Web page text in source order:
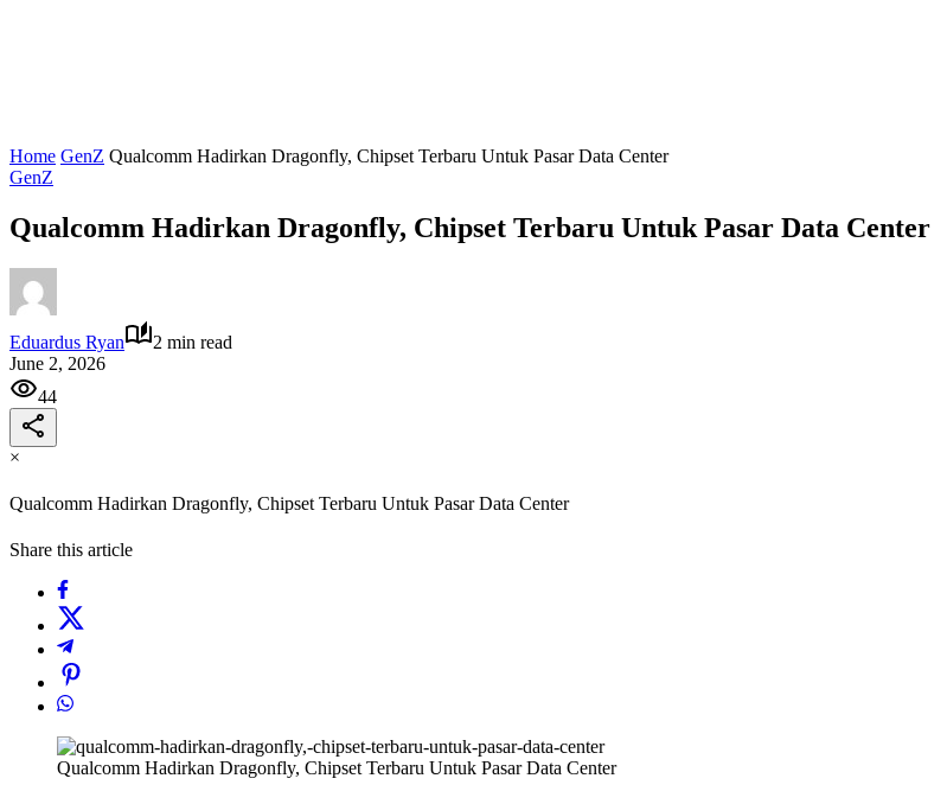
Home GenZ Qualcomm Hadirkan Dragonfly, Chipset Terbaru Untuk Pasar Data Center
GenZ
Qualcomm Hadirkan Dragonfly, Chipset Terbaru Untuk Pasar Data Center
Eduardus Ryan
2 min read
June 2, 2026
44
×
Qualcomm Hadirkan Dragonfly, Chipset Terbaru Untuk Pasar Data Center
Share this article
Qualcomm Hadirkan Dragonfly, Chipset Terbaru Untuk Pasar Data Center